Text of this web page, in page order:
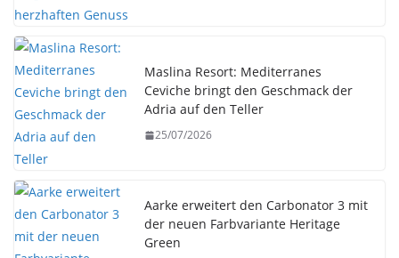
Maslina Resort: Mediterranes
Ceviche bringt den Geschmack der
Adria auf den Teller
25/07/2026
Aarke erweitert den Carbonator 3 mit
der neuen Farbvariante Heritage
Green